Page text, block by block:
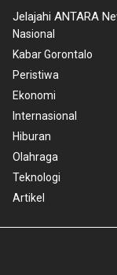
Jelajahi ANTARA
Nasional
Kabar Gorontalo
Peristiwa
Ekonomi
Internasional
Hiburan
Olahraga
Teknologi
Artikel